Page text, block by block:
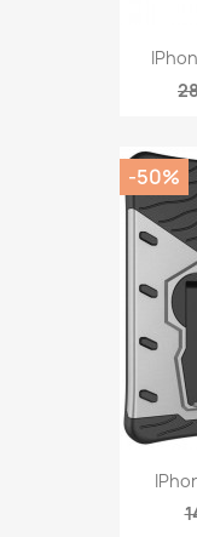
-50%